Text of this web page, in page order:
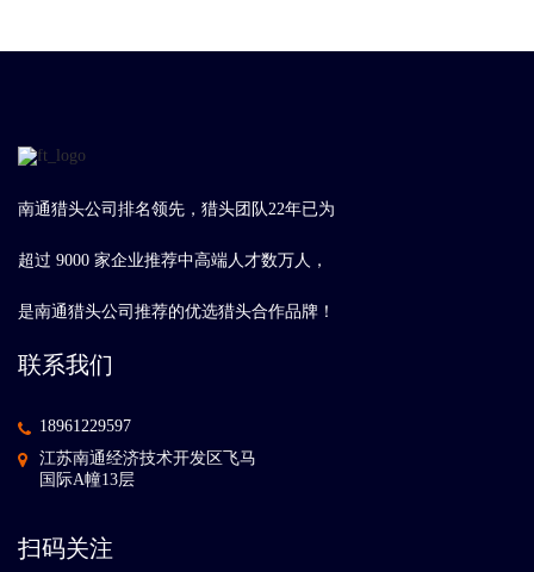
南通猎头公司排名领先，猎头团队22年已为
超过 9000 家企业推荐中高端人才数万人，
是南通猎头公司推荐的优选猎头合作品牌！
联系我们
18961229597
江苏南通经济技术开发区飞马
国际A幢13层
扫码关注